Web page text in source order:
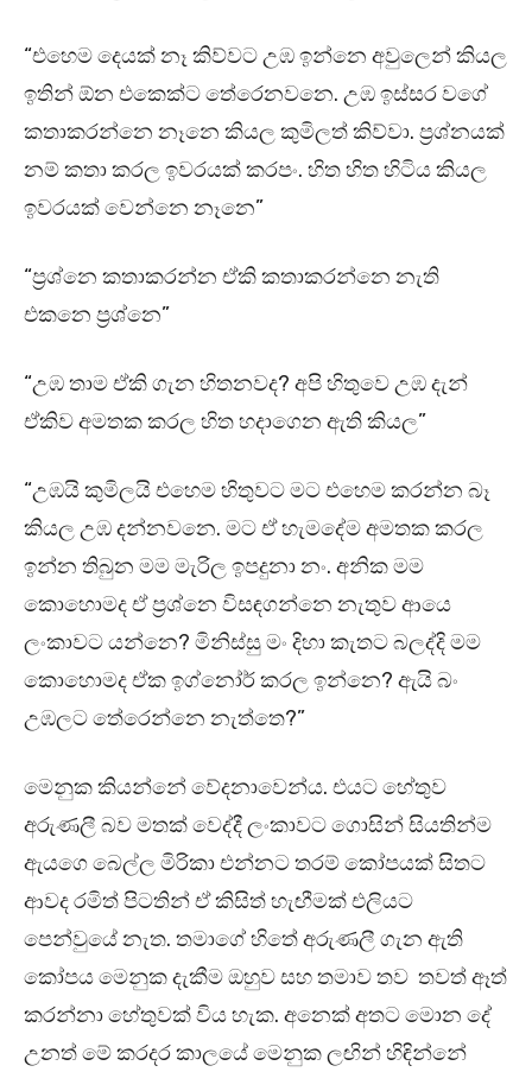
“එහෙම දෙයක් නෑ කිව්වට උඹ ඉන්නෙ අවුලෙන් කියල
ඉතින් ඕන එකෙක්ට තේරෙනවනෙ. උඹ ඉස්සර වගේ
කතාකරන්නෙ නෑනෙ කියල කුමිලත් කිව්වා. ප්‍රශ්නයක්
නම් කතා කරල ඉවරයක් කරපං. හිත හිත හිටිය කියල
ඉවරයක් වෙන්නෙ නෑනෙ”
“ප්‍රශ්නෙ කතාකරන්න ඒකි කතාකරන්නෙ නැති
එකනෙ ප්‍රශ්නෙ”
“උඹ තාම ඒකි ගැන හිතනවද? අපි හිතුවෙ උඹ දැන්
ඒකිව අමතක කරල හිත හදාගෙන ඇති කියල”
“උඹයි කුමිලයි එහෙම හිතුවට මට එහෙම කරන්න බෑ
කියල උඹ දන්නවනෙ. මට ඒ හැමදේම අමතක කරල
ඉන්න තිබුන මම මැරිල ඉපදුනා නං. අනික මම
කොහොමද ඒ ප්‍රශ්නෙ විසඳගන්නෙ නැතුව ආයෙ
ලංකාවට යන්නෙ? මිනිස්සු මං දිහා කැතට බලද්දි මම
කොහොමද ඒක ඉග්නෝර් කරල ඉන්නෙ? ඇයි බං
උඹලට තේරෙන්නෙ නැත්තෙ?”
මෙනුක කියන්නේ වේදනාවෙන්ය. එයට හේතුව
අරුණලී බව මතක් වෙද්දී ලංකාවට ගොසින් සියතින්ම
ඇයගෙ බෙල්ල මිරිකා එන්නට තරම් කෝපයක් සිතට
ආවද රමිත් පිටතින් ඒ කිසිත් හැඟීමක් එලියට
පෙන්වුයේ නැත. තමාගේ හිතේ අරුණලී ගැන ඇති
කෝපය මෙනුක දැකීම ඔහුව සහ තමාව තව තවත් ඈත්
කරන්නා හේතුවක් විය හැක. අනෙක් අතට මොන දේ
උනත් මේ කරදර කාලයේ මෙනුක ලඟින් හිඳින්නේ